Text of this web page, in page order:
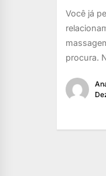
Você já
procura.